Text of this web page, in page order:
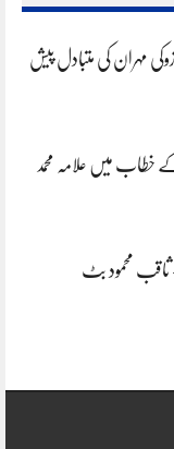
مہران کی متبادل پیش
میں علامہ محمد
محمود بٹ